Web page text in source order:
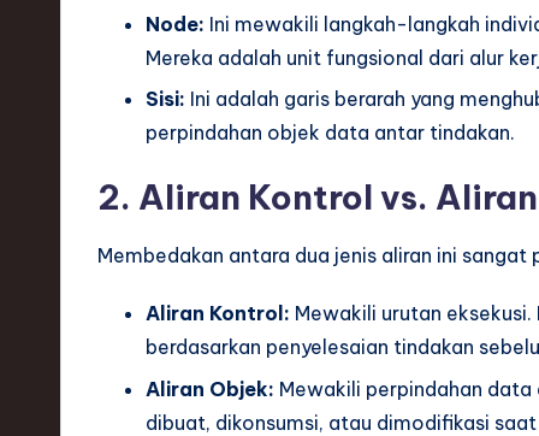
Node: Ini mewakili langkah-langkah
Mereka adalah unit fungsional dari alur
Sisi: Ini adalah garis berarah yang
perpindahan objek data antar tindakan.
2. Aliran Kontrol vs.
Membedakan antara dua jenis aliran ini
Aliran Kontrol: Mewakili urutan
berdasarkan penyelesaian tindakan
Aliran Objek: Mewakili perpindahan
dibuat, dikonsumsi, atau dimodifikasi